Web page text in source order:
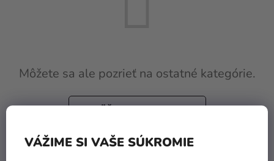
VÁŽIME SI VAŠE SÚKROMIE
Kreatívne
Môžete sa ale pozrieť na ostatné kategórie.